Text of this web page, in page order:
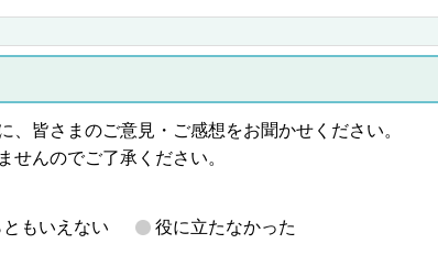
皆さまのご意見・ご感想をお聞かせください。
せんのでご了承ください。
ともいえない 役に立たなかった